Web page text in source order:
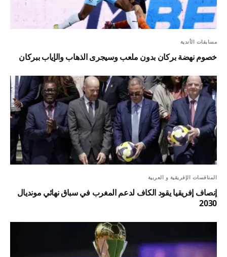
مسابقات الأندية
خصوم نهضة بركان بدون ملعب وسيجرى الذهاب والإياب ببركان
المنافسات الإفريقية و العربية
إنصاف إفريقيا يقود الكاف لدعم المغرب في سباق نهائي مونديال
2030